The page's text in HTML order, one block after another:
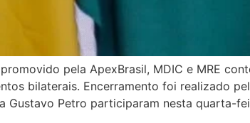
pela ApexBrasil, MDIC e MRE
bilaterais. Encerramento foi realizado
Gustavo Petro participaram nesta quarta-